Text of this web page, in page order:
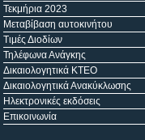
Τεκμήρια 2023
Μεταβίβαση αυτοκινήτου
Τιμές Διοδίων
Τηλέφωνα Ανάγκης
Δικαιολογητικά ΚΤΕΟ
Δικαιολογητικά Ανακύκλωσης
Ηλεκτρονικές εκδόσεις
Επικοινωνία